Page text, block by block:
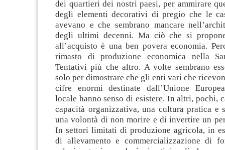
dei quartieri dei nostri paesi, per ammirare
degli elementi decorativi di pregio che le
avevano e che sembrano mancare
degli ultimi decenni. Ma ciò che si
all’acquisto è una ben povera economia.
rimasto di produzione economica nella
Tentativi più che altro. A volte sembrano
solo per dimostrare che gli enti vari che
cifre enormi destinate dall’Unione
locale hanno senso di esistere. In altri, pochi,
capacità organizzativa, una cultura pratica e
una volontà di non morire e di invertire un
In settori limitati di produzione agricola, in
di allevamento e commercializzazione di